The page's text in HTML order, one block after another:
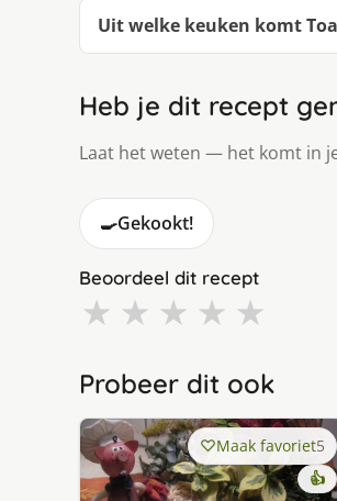
Uit welke keuken komt
Heb je dit recept
Laat het weten — het komt in
🍳Gekookt!
Beoordeel dit recept
★ ★ ★ ★ ★
Probeer dit ook
Maak favoriet5
👍